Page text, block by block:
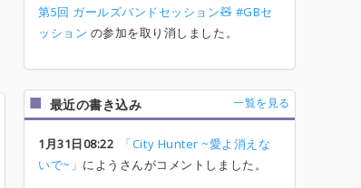
第5回 ガールズバンドセッション🧸 #GBセ
ッション の参加を取り消しました。
最近の書き込み 一覧を見る
1月31日08:22
「City Hunter ~愛よ消えな
いで~」 にようさんがコメントしました。